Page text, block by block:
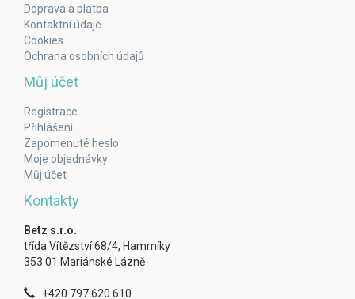
Doprava a platba
Kontaktní údaje
Cookies
Ochrana osobních údajů
Můj účet
Registrace
Přihlášení
Zapomenuté heslo
Moje objednávky
Můj účet
Kontakty
Betz s.r.o.
třída Vítězství 68/4, Hamrníky
353 01 Mariánské Lázně
+420 797 620 610